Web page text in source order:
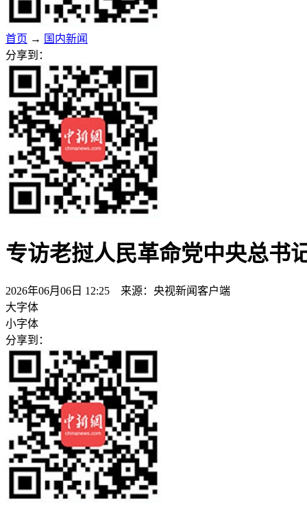
首页 → 国内新闻
分享到：
专访老挝人民革命党中央总书
2026年06月06日 12:25 来源：央视新闻客户端
大字体
小字体
分享到：